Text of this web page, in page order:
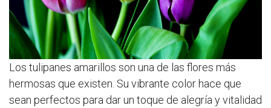
Los tulipanes amarillos son una de las flores más
hermosas que existen. Su vibrante color hace que
sean perfectos para dar un toque de alegría y vitalidad